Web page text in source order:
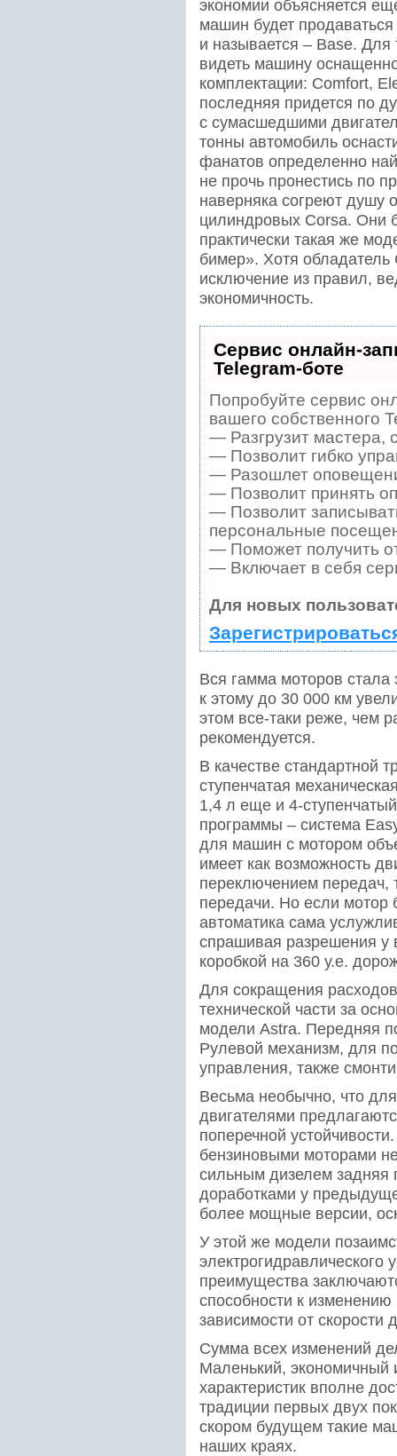
экономии объясняется
машин будет
и называется – Base. Для
видеть машину
комплектации: Comfort,
последняя придется по
с сумасшедшими
тонны автомобиль
фанатов определенно
не прочь пронестись по
наверняка согреют душу
цилиндровых Corsa. Они
практически такая же
бимер». Хотя обладатель
исключение из правил,
экономичность.
Сервис онлайн-
Telegram-боте
Попробуйте сервис
вашего собственного
— Разгрузит мастера,
— Позволит гибко
— Разошлет
— Позволит принять
— Позволит
персональные
— Поможет получить
— Включает в себя
Для новых
Вся гамма моторов
к этому до 30 000 км
этом все-таки реже, чем
рекомендуется.
В качестве стандартной
ступенчатая
1,4 л еще и 4-
программы – система
для машин с мотором
имеет как возможность
переключением передач,
передачи. Но если мотор
автоматика сама
спрашивая разрешения у
коробкой на 360 у.е.
Для сокращения
технической части за
модели Astra. Передняя
Рулевой механизм, для
управления, также
Весьма необычно, что
двигателями
поперечной
бензиновыми моторами
сильным дизелем задняя
доработками у
более мощные версии,
У этой же модели
электрогидравлического
преимущества
способности к изменению
зависимости от скорости
Сумма всех изменений
Маленький, экономичный
характеристик вполне
традиции первых двух
скором будущем такие
наших краях.